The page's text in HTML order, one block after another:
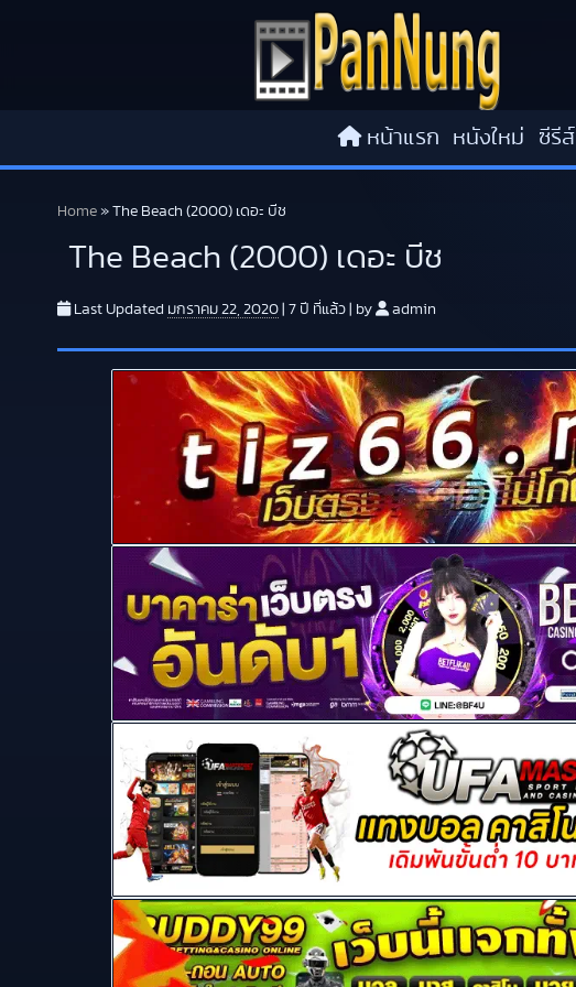
หน้าแรก หนังใหม่ ซีรีส์
Home » The Beach (2000) เดอะ บีช
The Beach (2000) เดอะ บีช
Last Updated มกราคม 22, 2020 7 ปี ที่แล้ว by admin